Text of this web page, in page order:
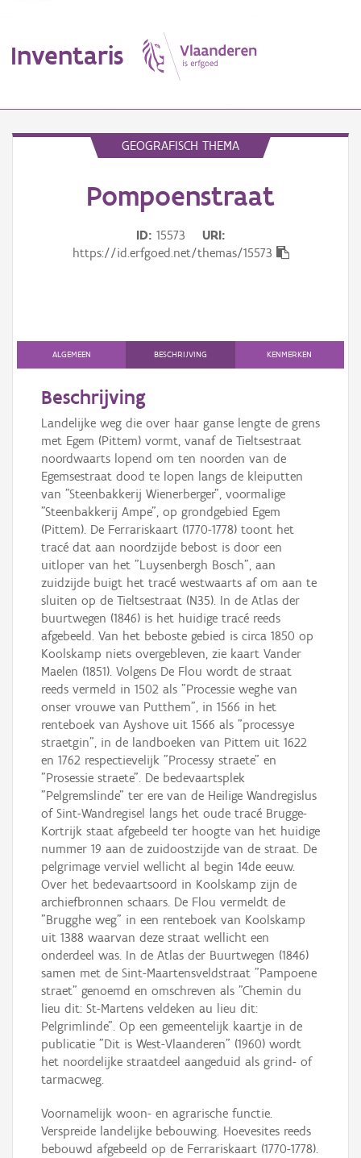
Inventaris
Persoon of collectief
Downloads
Hergebruik
Aanmelden
GEOGRAFISCH THEMA
Pompoenstraat
ID 15573
URI
https://id.erfgoed.net/themas/15573
ALGEMEEN BESCHRIJVING KENMERKEN
Beschrijving
Landelijke weg die over haar ganse lengte de grens
met Egem (Pittem) vormt, vanaf de Tieltsestraat
noordwaarts lopend om ten noorden van de
Egemsestraat dood te lopen langs de kleiputten
van "Steenbakkerij Wienerberger", voormalige
"Steenbakkerij Ampe", op grondgebied Egem
(Pittem). De Ferrariskaart (1770-1778) toont het
tracé dat aan noordzijde bebost is door een
uitloper van het "Luysenbergh Bosch", aan
zuidzijde buigt het tracé westwaarts af om aan te
sluiten op de Tieltsestraat (N35). In de Atlas der
buurtwegen (1846) is het huidige tracé reeds
afgebeeld. Van het beboste gebied is circa 1850 op
Koolskamp niets overgebleven, zie kaart Vander
Maelen (1851). Volgens De Flou wordt de straat
reeds vermeld in 1502 als "Processie weghe van
onser vrouwe van Putthem", in 1566 in het
renteboek van Ayshove uit 1566 als "processye
straetgin", in de landboeken van Pittem uit 1622
en 1762 respectievelijk "Processy straete" en
"Prosessie straete". De bedevaartsplek
"Pelgremslinde" ter ere van de Heilige Wandregislus
of Sint-Wandregisel langs het oude tracé Brugge-
Kortrijk staat afgebeeld ter hoogte van het huidige
nummer 19 aan de zuidoostzijde van de straat. De
pelgrimage verviel wellicht al begin 14de eeuw.
Over het bedevaartsoord in Koolskamp zijn de
archiefbronnen schaars. De Flou vermeldt de
"Brugghe weg" in een renteboek van Koolskamp
uit 1388 waarvan deze straat wellicht een
onderdeel was. In de Atlas der Buurtwegen (1846)
samen met de Sint-Maartensveldstraat "Pampoene
straet" genoemd en omschreven als "Chemin du
lieu dit: St-Martens veldeken au lieu dit:
Pelgrimlinde". Op een gemeentelijk kaartje in de
publicatie "Dit is West-Vlaanderen" (1960) wordt
het noordelijke straatdeel aangeduid als grind- of
tarmacweg.
Voornamelijk woon- en agrarische functie.
Verspreide landelijke bebouwing. Hoevesites reeds
bebouwd afgebeeld op de Ferrariskaart (1770-1778).